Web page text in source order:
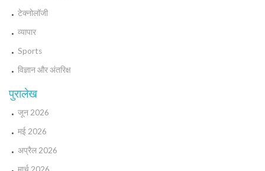
टेक्नोलॉजी
व्यापार
Sports
विज्ञान और अंतरिक्ष
पुरालेख
जून 2026
मई 2026
अप्रैल 2026